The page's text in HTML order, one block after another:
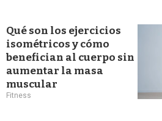
Qué son los ejercicios
isométricos y cómo
benefician al cuerpo sin
aumentar la masa
muscular
Fitness